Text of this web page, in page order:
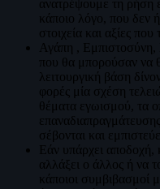
ανατρέψουμε τη ρήση
κάποιο λόγο, που δεν
στοιχεία και αξίες που
Αγάπη , Εμπιστοσύνη,
που θα μπορούσαν να
λειτουργική βάση
φορές μία σχέση
θέματα εγωισμού, τα
σέβονται και
Εάν υπάρχει αποδοχή,
αλλάξει ο άλλος ή να
κάποιοι συμβιβασμοί